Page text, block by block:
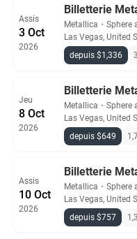
Assis
3 Oct
2026
Billetterie
Metallica ・ Sphere
Las Vegas, United
depuis $1,336
Jeu
8 Oct
2026
Billetterie
Metallica ・ Sphere
Las Vegas, United
depuis $649
Assis
10 Oct
2026
Billetterie
Metallica ・ Sphere
Las Vegas, United
depuis $757